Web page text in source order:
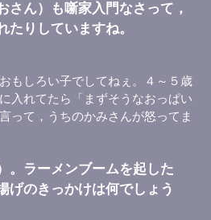
さん）も噺家入門なさって，
たりしていますね。
もしろい子でしてねぇ。４～５歳
入れてたら「まずそうなおっぱい
って，うちのかみさんが怒ってま
。ラーメンブームを起した
げのきっかけは何でしょう